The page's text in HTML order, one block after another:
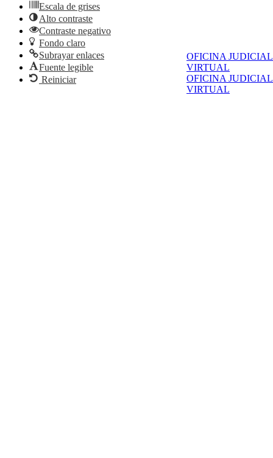
OFICINA JUDICIAL
VIRTUAL
OFICINA JUDICIAL
VIRTUAL
Escala de grises
Alto contraste
Contraste negativo
Fondo claro
Subrayar enlaces
Fuente legible
Reiniciar